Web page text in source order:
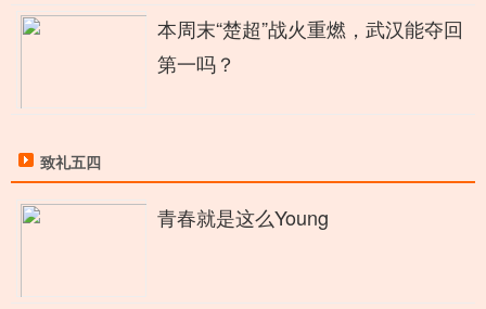
本周末“楚超”战火重燃，武汉能夺回
第一吗？
致礼五四
青春就是这么Young